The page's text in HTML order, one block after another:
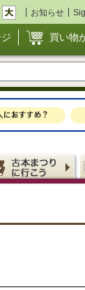
お知らせ
買い物